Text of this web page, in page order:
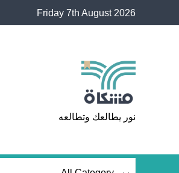
Friday 7th August 2026
مشكاة
نور يطالعك وتطالعه